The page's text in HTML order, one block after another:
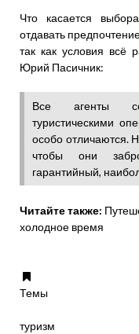
Что касается
отдавать
так как условия всё
Юрий Пасичник:
Все агенты
туристическими
особо отличаются.
чтобы они
гарантийный,
Читайте также:
холодное время
Темы
туризм